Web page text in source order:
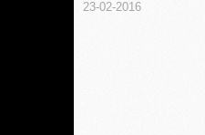
23-02-2016